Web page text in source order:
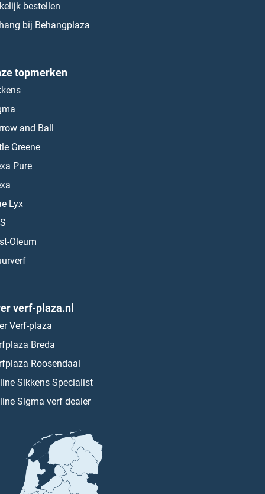
bestellen
bij Behangplaza
topmerken
and Ball
Greene
Pure
Lyx
Oleum
verf-plaza.nl
Verf-plaza
Breda
Roosendaal
Sikkens Specialist
Sigma verf dealer